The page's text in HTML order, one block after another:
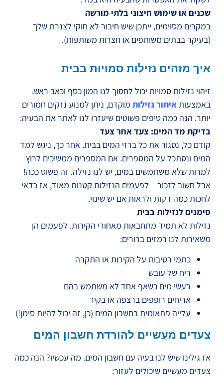
שכנים או שימוש חיצוני בלתי מורשה
במקרים מסוימים, ייתכן שיש חיבור לא חוקי לצנרת שלך
(בעיקר בבתים משותפים או חצרות משותפות).
איך מזהים נזילות סמויות בבית
זיהוי נזילות סמויות יכול לחסוך לנו המון כסף וכאב ראש.
באמצעותאיתור נזילות מוקדם, ניתן למנוע נזקים חמורים
יותר. הנה כמה טיפים פשוטים שיעזרו לנו לאתר את הבעיה:
בדיקת מד המים: צעד אחר צעד
קודם כל, נסגור את כל ברזי המים בבית. אחר כך, ניגש למד
המים ונסתכל על המספרים. אם המספרים ממשיכים לרוץ
למרות שלא משתמשים במים, יש לנו נזילה. זה פשוט ככה!
אבל חשוב לזכור – לפעמים הנזילות קטנות מאוד, אז כדאי
לחכות כמה דקות ולראות אם יש שינוי.
סימנים לנזילות בבית
נזילות לא תמיד מתחבאות מאחורי הקירות. לפעמים הן
משאירות לנו רמזים ברורים:
כתמי רטיבות על הקירות או התקרה
ריח של עובש
רעשי מים כשאף אחד לא משתמש בהם
אריחים רופפים ברצפה או בקיר
עלייה פתאומית בחשבון המים (כן, זה יכול להיות סימן!)
צעדים מעשיים להורדת חשבון המים
אז גילינו שיש לנו בעיה עם חשבון המים. מה עכשיו? הנה כמה
צעדים מעשיים שיכולים לעזור: